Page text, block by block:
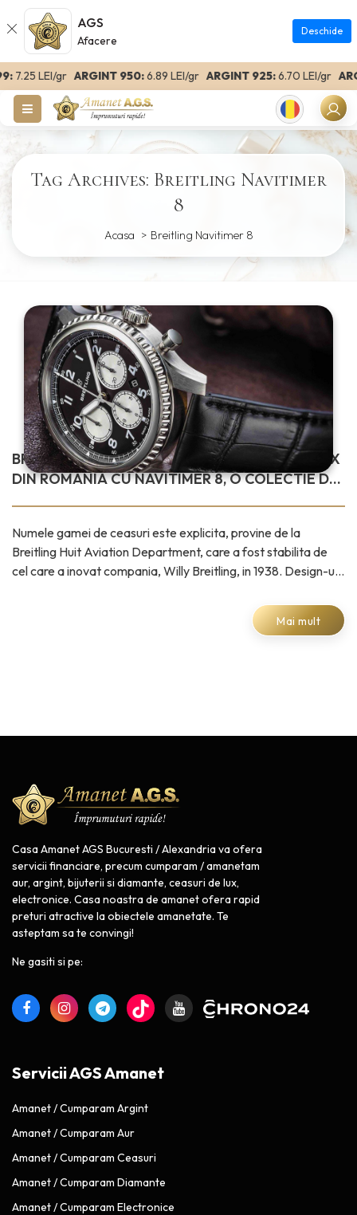
AGS
Afacere
Deschide
7.25 LEI/grARGINT 950:6.89 LEI/grARGINT 925:6.70 LEI/gr
Romanian
Tag Archives: Breitling Navitimer
8
Acasa Breitling Navitimer 8
BREITLING INTRA PE PIATA CEASURILOR DE LUX
DIN ROMANIA CU NAVITIMER 8, O COLECTIE DE
CLASICA
Numele gamei de ceasuri este explicita, provine de la
Breitling Huit Aviation Department, care a fost stabilita de
cel care a inovat compania, Willy Breitling, in 1938. Design-ul
Mai mult
Casa Amanet AGS Bucuresti / Alexandria va ofera
servicii financiare, precum cumparam / amanetam
aur, argint, bijuterii si diamante, ceasuri de lux,
electronice. Casa noastra de amanet ofera rapid
preturi atractive la obiectele amanetate. Te
asteptam sa te convingi!
Ne gasiti si pe:
Servicii AGS Amanet
Amanet / Cumparam Argint
Amanet / Cumparam Aur
Amanet / Cumparam Ceasuri
Amanet / Cumparam Diamante
Amanet / Cumparam Electronice